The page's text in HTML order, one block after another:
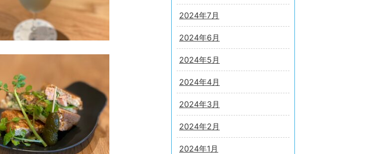
2024年7月
2024年6月
2024年5月
2024年4月
2024年3月
2024年2月
2024年1月